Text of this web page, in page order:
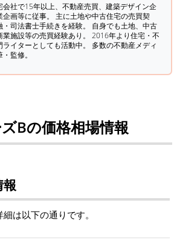
会社で15年以上、不動産売買、建築デザイン企
企画等に従事。 主に土地や中古住宅の売買契
・司法書士手続きを経験。 自身でも土地、中古
業施設等の売買経験あり。 2016年より住宅・不
ライターとしても活動中。 多数の不動産メディ
監修。
Bの価格相場情報
は以下の通りです。